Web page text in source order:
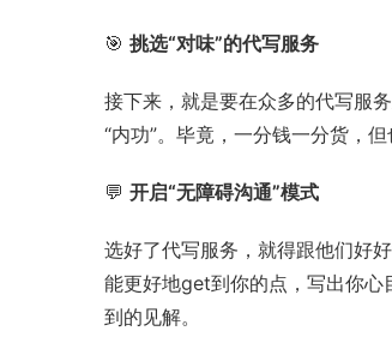
🎯 挑选“对味”的代写服务
接下来，就是要在众多的代写服
“内功”。毕竟，一分钱一分货，
💬 开启“无障碍沟通”模式
选好了代写服务，就得跟他们好
能更好地get到你的点，写出你心
到的见解。